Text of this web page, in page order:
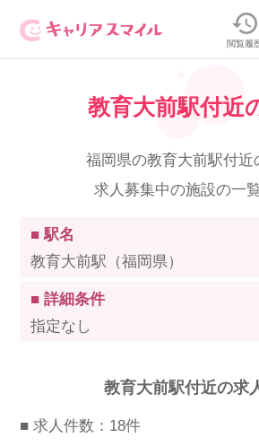
閲覧履
無料相談・お問い合わせ
無料転職相談・お問い合わ
正社員／パートで働く
派遣で働く
その他のお問い合わせ
正社員・パートの求
教育大前駅付近
福岡県の教育大前駅付近
求人募集中の施設の一覧
■ 駅名
教育大前駅（福岡県）
■ 詳細条件
指定なし
教育大前駅付近の求
■ 求人件数：18件